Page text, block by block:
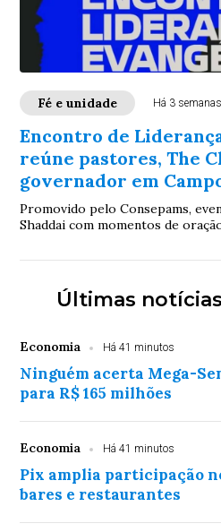
Fé e unidade Há 3 semanas
Encontro de
reúne pastores, The
governador em
Promovido pelo Consepams,
Shaddai com momentos de
governador Eduardo Riedel, sob
Últimas notícias
Economia Há 41 minutos
Ninguém acerta Mega-
para R$ 165 milhões
Economia Há 41 minutos
Pix amplia participação
bares e restaurantes